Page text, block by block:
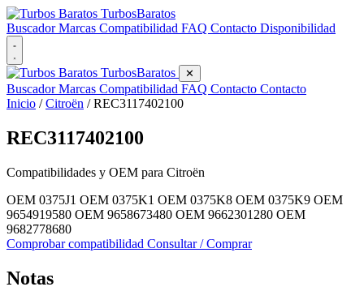
TurbosBaratos
BuscadorMarcas Compatibilidad FAQ Contacto Disponibilidad
TurbosBaratos ✕
BuscadorMarcas Compatibilidad FAQ Contacto Contacto
Inicio / Citroën / REC3117402100
REC3117402100
Compatibilidades y OEM para Citroën
OEM 0375J1 OEM 0375K1 OEM 0375K8 OEM 0375K9 OEM
9654919580 OEM 9658673480 OEM 9662301280 OEM
9682778680
Comprobar compatibilidad Consultar / Comprar
Notas